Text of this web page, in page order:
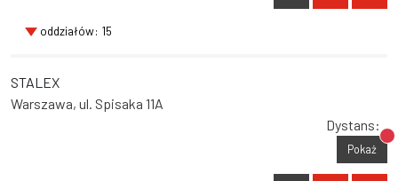
oddziałów: 15
STALEX
Warszawa, ul. Spisaka 11A
Dystans:
Pokaż